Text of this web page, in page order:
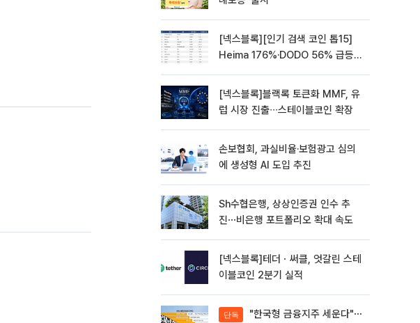
[넥스블록][인기 검색 코인 톱15]
Heima 176%·DODO 56% 급등…
[넥스블록]블랙록 토큰화 MMF, 유
럽 시장 진출∙∙∙스테이블코인 확장
손보협회, 과실비율·보험광고 심의
에 생성형 AI 도입 추진
Sh수협은행, 상상인증권 인수 추
진⋯비은행 포트폴리오 확대 속도
[넥스블록]테더ㆍ써클, 엇갈린 스테
이블코인 2분기 실적
단독